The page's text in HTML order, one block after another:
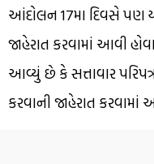
આંદોલન 17મા દિવસે પણ
જાહેરાત કરવામાં આવી
આવ્યું છે કે સત્તાવાર
કરવાની જાહેરાત